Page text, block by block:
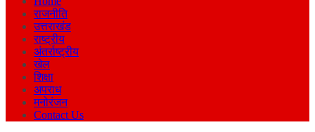
राजनीति
उत्तराखंड
राष्ट्रीय
अंतर्राष्ट्रीय
खेल
शिक्षा
अपराध
मनोरंजन
Contact Us